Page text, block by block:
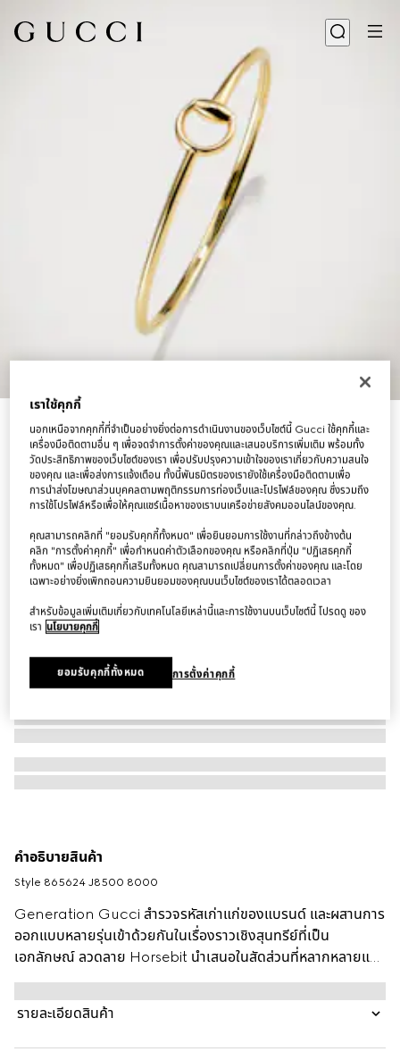
สร้อยข้อมือ Gucci Horsebit 18k bangle bracelet
฿167,500
คำอธิบายสินค้า
Style ‎865624 J8500 8000
Generation Gucci สำรวจรหัสเก่าแก่ของแบรนด์ และผสานการ
ออกแบบหลายรุ่นเข้าด้วยกันในเรื่องราวเชิงสุนทรีย์ที่เป็น
เอกลักษณ์ ลวดลาย Horsebit นำเสนอในสัดส่วนที่หลากหลายแต่
ก็ละเอียดอ่อน สร้อยข้อมือแบบแบงก์เกิ้ลที่เรียบร้อยและสวยงามใน
รุ่นสีเยลโลว์โกลด์มีรายละเอียด half Horsebit เพื่อให้เป็น
เอกลักษณ์
รายละเอียดสินค้า
เราใช้คุกกี้
นอกเหนือจากคุกกี้ที่จำเป็นอย่างยิ่งต่อการดำเนินงานของเว็บไซต์นี้ Gucci ใช้คุกกี้และ
เครื่องมือติดตามอื่น ๆ เพื่อจดจำการตั้งค่าของคุณและเสนอบริการเพิ่มเติม พร้อมทั้ง
วัดประสิทธิภาพของเว็บไซต์ของเรา เพื่อปรับปรุงความเข้าใจของเราเกี่ยวกับความสนใจ
ของคุณ และเพื่อส่งการแจ้งเตือน ทั้งนี้พันธมิตรของเรายังใช้เครื่องมือติดตามเพื่อ
การนำส่งโฆษณาส่วนบุคคลตามพฤติกรรมการท่องเว็บและโปรไฟล์ของคุณ ซึ่งรวมถึง
การใช้โปรไฟล์หรือเพื่อให้คุณแชร์เนื้อหาของเราบนเครือข่ายสังคมออนไลน์ของคุณ.
คุณสามารถคลิกที่ "ยอมรับคุกกี้ทั้งหมด" เพื่อยินยอมการใช้งานที่กล่าวถึงข้างต้น
คลิก "การตั้งค่าคุกกี้" เพื่อกำหนดค่าตัวเลือกของคุณ หรือคลิกที่ปุ่ม "ปฏิเสธคุกกี้
ทั้งหมด" เพื่อปฏิเสธคุกกี้เสริมทั้งหมด คุณสามารถเปลี่ยนการตั้งค่าของคุณ และโดย
เฉพาะอย่างยิ่งเพิกถอนความยินยอมของคุณบนเว็บไซต์ของเราได้ตลอดเวลา
สำหรับข้อมูลเพิ่มเติมเกี่ยวกับเทคโนโลยีเหล่านี้และการใช้งานบนเว็บไซต์นี้ โปรดดู ของ
เรา นโยบายคุกกี้
การตั้งค่าคุกกี้
ยอมรับคุกกี้ทั้งหมด